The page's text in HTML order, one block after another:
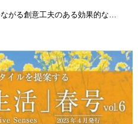
がる創意工夫のある効果的な…